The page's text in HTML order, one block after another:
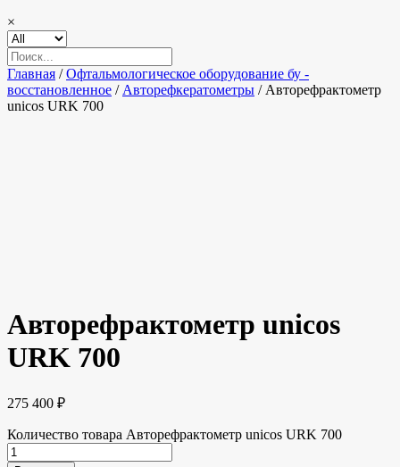
×
Главная /Офтальмологическое оборудование бу -
восстановленное / Авторефкератометры / Авторефрактометр
unicos URK 700
Авторефрактометр unicos
URK 700
275 400 ₽
Количество товара Авторефрактометр unicos URK 700